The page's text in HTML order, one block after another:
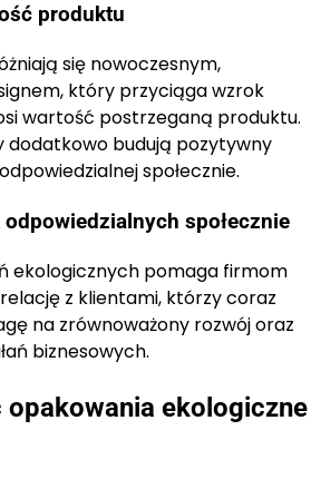
produktu
się nowoczesnym,
który przyciąga wzrok
wartość postrzeganą produktu.
dodatkowo budują pozytywny
społecznie.
społecznie
ekologicznych pomaga firmom
z klientami, którzy coraz
na zrównoważony rozwój oraz
biznesowych.
opakowania ekologiczne